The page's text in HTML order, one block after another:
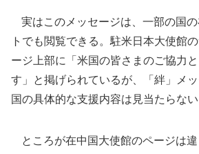
実はこのメッセージは、一部の国
トでも閲覧できる。駐米日本大使館
ージ上部に「米国の皆さまのご協力
す」と掲げられているが、「絆」メ
国の具体的な支援内容は見当たらない
ところが在中国大使館のページは違